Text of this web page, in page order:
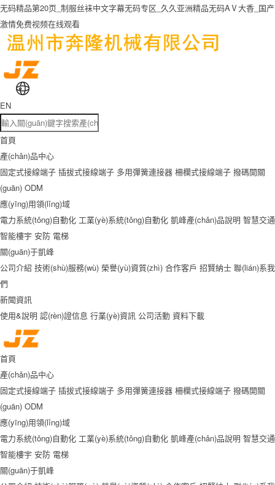
无码精品第20页_制服丝袜中文字幕无码专区_久久亚洲精品无码AⅤ大香_国产
激情免费视频在线观看
EN
首頁
產(chǎn)品中心
固定式接線端子 插拔式接線端子 多用彈簧連接器 柵欄式接線端子 撥碼開關
(guān) ODM
應(yīng)用領(lǐng)域
電力系統(tǒng)自動化 工業(yè)系統(tǒng)自動化 凱峰產(chǎn)品說明 智慧交通
智能樓宇 安防 電梯
關(guān)于凱峰
公司介紹 技術(shù)服務(wù) 榮譽(yù)資質(zhì) 合作客戶 招賢納士 聯(lián)系我
們
新聞資訊
使用&說明 認(rèn)證信息 行業(yè)資訊 公司活動 資料下載
首頁
產(chǎn)品中心
固定式接線端子 插拔式接線端子 多用彈簧連接器 柵欄式接線端子 撥碼開關
(guān) ODM
應(yīng)用領(lǐng)域
電力系統(tǒng)自動化 工業(yè)系統(tǒng)自動化 凱峰產(chǎn)品說明 智慧交通
智能樓宇 安防 電梯
關(guān)于凱峰